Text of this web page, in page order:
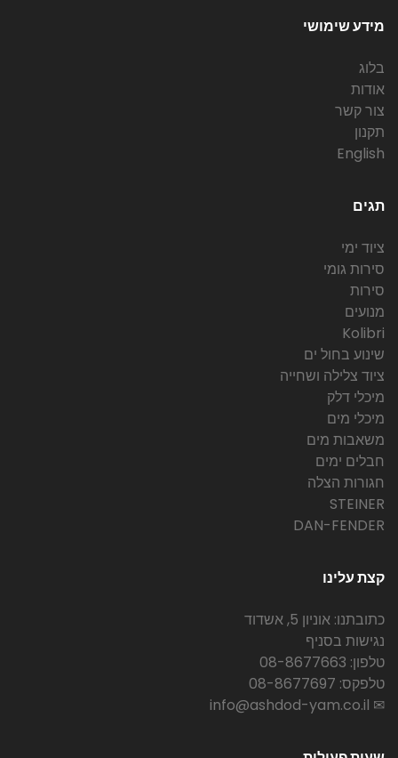
מידע שימושי
בלוג
אודות
צור קשר
תקנון
English
תגים
ציוד ימי
סירות גומי
סירות
מנועים
Kolibri
שינוע בחול ים
ציוד צלילה ושחייה
מיכלי דלק
מיכלי מים
משאבות מים
חבלים ימים
חגורות הצלה
STEINER
DAN-FENDER
קצת עלינו
כתובתנו: אוניון 5, אשדוד
נגישות בסניף
טלפון: 08-8677663
טלפקס: 08-8677697
✉ info@ashdod-yam.co.il